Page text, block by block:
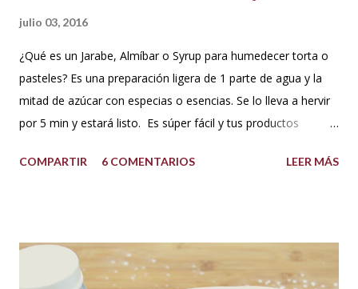
julio 03, 2016
¿Qué es un Jarabe, Almíbar o Syrup para humedecer torta o
pasteles? Es una preparación ligera de 1 parte de agua y la
mitad de azúcar con especias o esencias. Se lo lleva a hervir
por 5 min y estará listo. Es súper fácil y tus productos
USOS: Siempre que hacemos una torta cubierta
porque el producto estaba muy seco al salir del horno o
porque la receta era básica como suelen ser los bizcochuelos
COMPARTIR 6 COMENTARIOS LEER MÁS